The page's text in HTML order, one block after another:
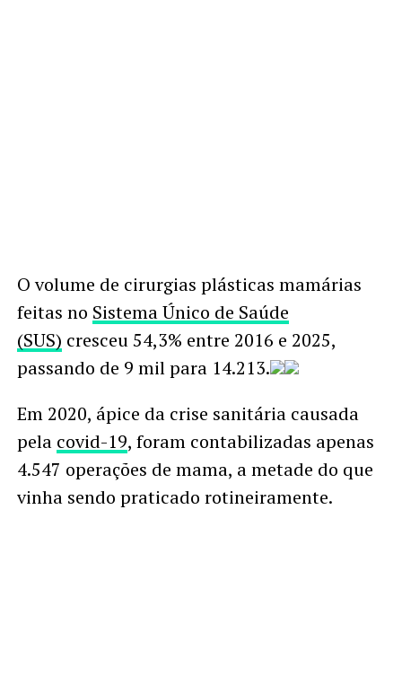
O volume de cirurgias plásticas mamárias
feitas no Sistema Único de Saúde
(SUS) cresceu 54,3% entre 2016 e 2025,
passando de 9 mil para 14.213.
Em 2020, ápice da crise sanitária causada
pela covid-19, foram contabilizadas apenas
4.547 operações de mama, a metade do que
vinha sendo praticado rotineiramente.